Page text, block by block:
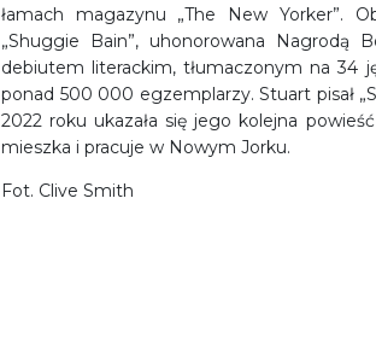
łamach magazynu „The New Yorker”.
„Shuggie Bain”, uhonorowana Nagrodą
debiutem literackim, tłumaczonym na 34
ponad 500 000 egzemplarzy. Stuart pisał
2022 roku ukazała się jego kolejna
mieszka i pracuje w Nowym Jorku.
Fot. Clive Smith